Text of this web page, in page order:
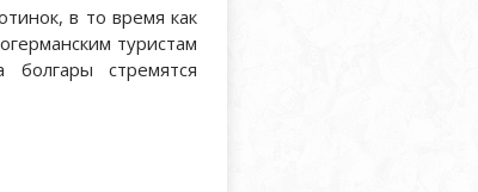
в то время как
туристам
стремятся